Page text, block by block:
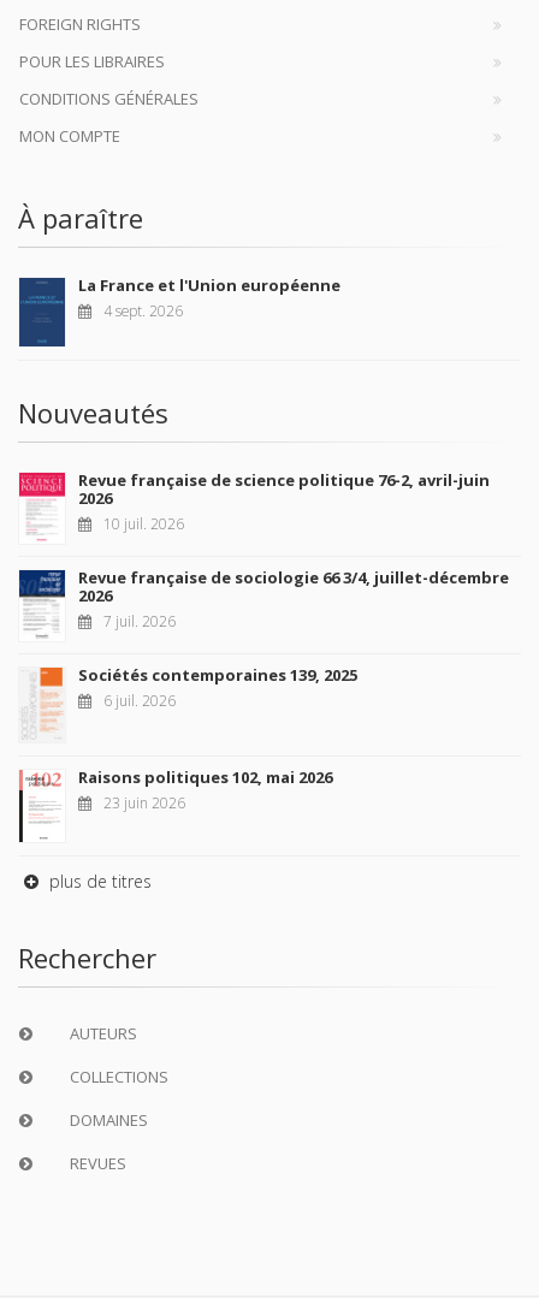
FOREIGN RIGHTS
POUR LES LIBRAIRES
CONDITIONS GÉNÉRALES
MON COMPTE
À paraître
La France et l'Union européenne
4 sept. 2026
Nouveautés
Revue française de science politique 76-2, avril-juin
2026
10 juil. 2026
Revue française de sociologie 66 3/4, juillet-décembre
2026
7 juil. 2026
Sociétés contemporaines 139, 2025
6 juil. 2026
Raisons politiques 102, mai 2026
23 juin 2026
plus de titres
Rechercher
AUTEURS
COLLECTIONS
DOMAINES
REVUES